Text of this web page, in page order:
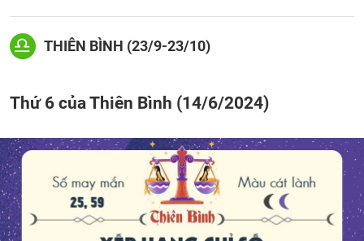
THIÊN BÌNH (23/9-23/10)
Thứ 6 của Thiên Bình (14/6/2024)